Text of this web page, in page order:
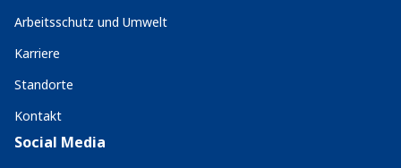
Arbeitsschutz und Umwelt
Karriere
Standorte
Kontakt
Social Media